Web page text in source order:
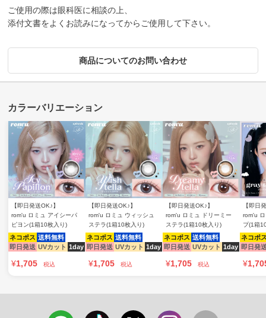
ご使用の際は眼科医に相談の上、
添付文書をよくお読みになってからご使用して下さい。
商品についてのお問い合わせ
【即日発送OK♪】
rom'u ロミュ アイシーパ
ピヨン(1箱10枚入り)
ネコポス 送料無料
即日発送 UVカット 1day
¥1,705 税込
【即日発送OK♪】
rom'u ロミュ ウィッシュ
ステラ(1箱10枚入り)
ネコポス 送料無料
即日発送 UVカット 1day
¥1,705 税込
【即日発送OK♪】
rom'u ロミュ ドリーミー
ステラ(1箱10枚入り)
ネコポス 送料無料
即日発送 UVカット 1day
¥1,705 税込
【即日
rom'u
プ(1箱
ネコポ
即日発
¥